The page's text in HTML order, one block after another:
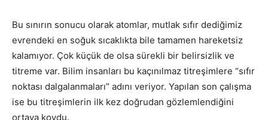
Bu sınırın sonucu olarak atomlar, mutlak sıfır dediğimiz
evrendeki en soğuk sıcaklıkta bile tamamen hareketsiz
kalamıyor. Çok küçük de olsa sürekli bir belirsizlik ve
titreme var. Bilim insanları bu kaçınılmaz titreşimlere “sıfır
noktası dalgalanmaları” adını veriyor. Yapılan son çalışma
ise bu titreşimlerin ilk kez doğrudan gözlemlendiğini
ortaya koydu.